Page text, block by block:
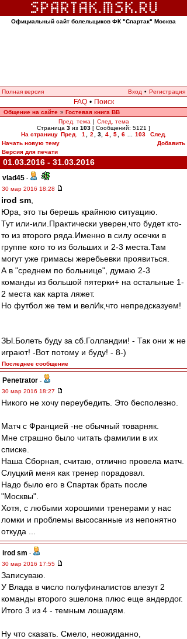
Официальный сайт болельщиков ФК "Спартак" Москва
Полная версия Вход • Регистрация
FAQ • Поиск
Общение на сайте » Гостевая книга ВВ
Пред. тема | След. тема
Страница 3 из 103 [ Сообщений: 5121 ]
На страницу Пред. 1 2 3, 4 5 6 103
След.
Начать новую тему
Добавить
Версия для печати
01.03.2016 - 31.03.2016
vlad45 -
30 мар 2016 18:28
irod sm
Юра, это ты берешь крайнюю ситуацию.
Тут или-или.Практически уверен,что будет кто-
то из второго ряда.Именно в силу осечки в
группе кого то из больших и 2-3 места.Там
могут уже гримасы жеребьевки проявиться.
А в "среднем по больнице", думаю 2-3
команды из большой пятерки+ на остальные 1-
2 места как карта ляжет.
Но футбол же тем и велИк,что непредсказуем!
ЗЫ.Болеть буду за сб.Голландии! - Так они ж не
играют! -Вот потому и буду! - 8-)
Последнее сообщение
Penetrator -
30 мар 2016 18:27
Никого не хочу переубедить. Это бесполезно.
Матч с Францией -не обычный товарняк.
Мне страшно было читать фамилии в их
списке.
Наша Сборная, считаю, отлично провела матч.
Слуцкий меня как тренер порадовал.
Надо было его в Спартак брать после
"Москвы".
Хотя, с любыми хорошими тренерами у нас
ломки и проблемы высосанные из непонятно
откуда ...
irod sm -
30 мар 2016 17:55
Записуваю.
У Влада в число полуфиналистов влезут 2
команды второго эшелона плюс еще андердог.
Итого 3 из 4 - темным лошадям.
Ну что сказать. Смело, неожиданно,